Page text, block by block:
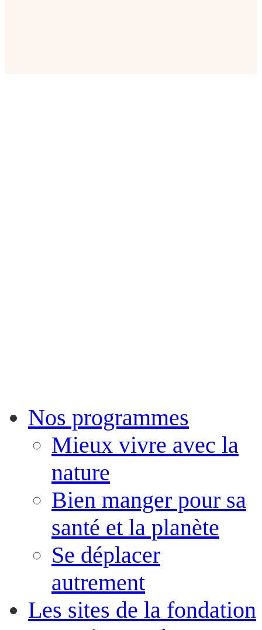
Nos programmes
Mieux vivre avec la
nature
Bien manger pour sa
santé et la planète
Se déplacer
autrement
Les sites de la fondation